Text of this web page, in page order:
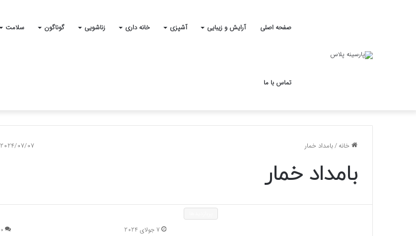
صفحه اصلی آرایش و زیبایی آشپزی خانه داری زناشویی گوناگون سلامت
تماس با ما
خانه/بامداد خمار 2024/07/07
بامداد خمار
7 جولای 2024
0